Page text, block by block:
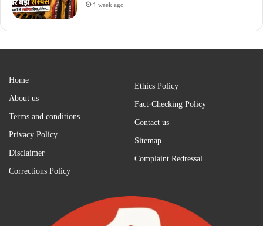
1 week ago
Home
About us
Terms and conditions
Privacy Policy
Disclaimer
Corrections Policy
Ethics Policy
Fact-Checking Policy
Contact us
Sitemap
Complaint Redressal